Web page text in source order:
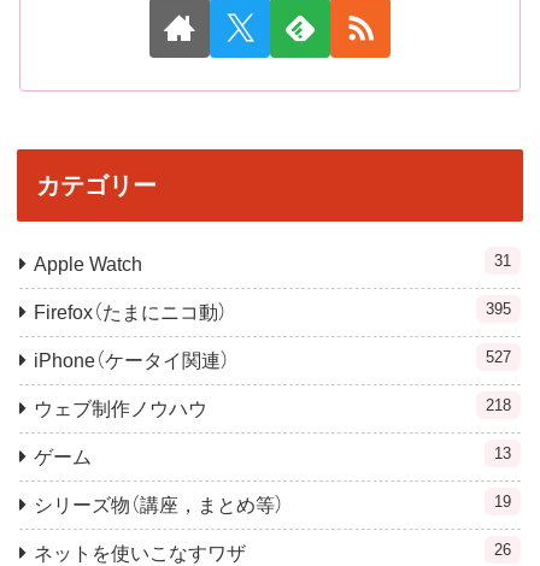
カテゴリー
Apple Watch 31
Firefox（たまにニコ動） 395
iPhone（ケータイ関連） 527
ウェブ制作ノウハウ 218
ゲーム 13
シリーズ物（講座，まとめ等） 19
ネットを使いこなすワザ 26